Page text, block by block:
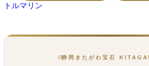
トルマリン
静岡きたがわ宝石